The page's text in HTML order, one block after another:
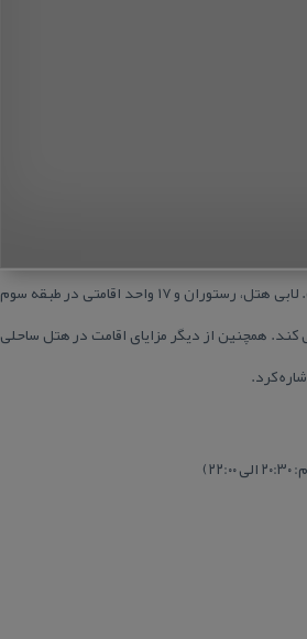
هتل دو ستاره روناش در سال ۱۳۷۵ در شهر دزفول ساخته شد و آخرین بازسازی آن، سال ۱۳۹۲ انجام گرفت. لابی هتل، رستوران و ۱۷ واحد اقامتی در طبقه سوم
كند. همچنین از دیگر مزایای اقامت در هتل ساحلی
كرد.